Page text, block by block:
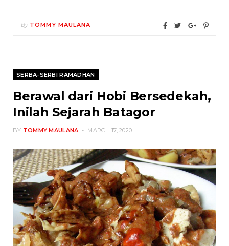
By TOMMY MAULANA
SERBA-SERBI RAMADHAN
Berawal dari Hobi Bersedekah,
Inilah Sejarah Batagor
BY TOMMY MAULANA MARCH 17, 2020